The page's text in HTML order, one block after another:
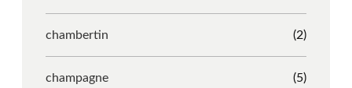
chambertin (2)
champagne (5)